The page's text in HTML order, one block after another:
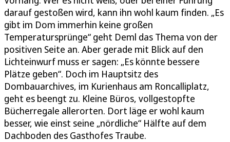
darauf gestoßen wird, kann ihn wohl kaum finden. „Es
gibt im Dom immerhin keine großen
Temperatursprünge“ geht Deml das Thema von der
positiven Seite an. Aber gerade mit Blick auf den
Lichteinwurf muss er sagen: „Es könnte bessere
Plätze geben“. Doch im Hauptsitz des
Dombauarchives, im Kurienhaus am Roncalliplatz,
geht es beengt zu. Kleine Büros, vollgestopfte
Bücherregale allerorten. Dort läge er wohl kaum
besser, wie einst seine „nördliche“ Hälfte auf dem
Dachboden des Gasthofes Traube.